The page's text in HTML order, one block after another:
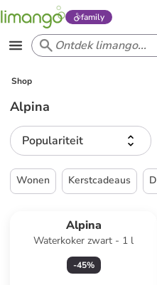
family
Shop
Alpina
Populariteit
Wonen Kerstcadeaus
Alpina
Waterkoker zwart - 1 l
-45%